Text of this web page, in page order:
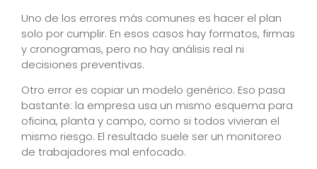
Uno de los errores más comunes es hacer el plan
solo por cumplir. En esos casos hay formatos, firmas
y cronogramas, pero no hay análisis real ni
decisiones preventivas.
Otro error es copiar un modelo genérico. Eso pasa
bastante: la empresa usa un mismo esquema para
oficina, planta y campo, como si todos vivieran el
mismo riesgo. El resultado suele ser un monitoreo
de trabajadores mal enfocado.